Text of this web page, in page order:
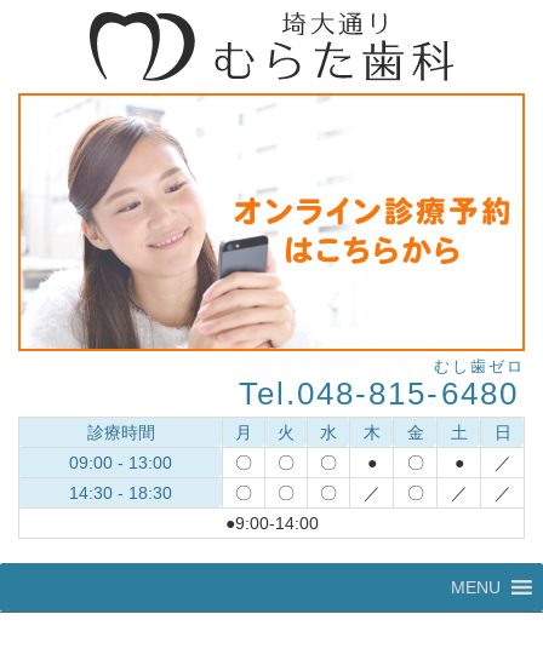
Tel.048-815-6480
むし歯ゼロ
診療時間 月 火 水 木 金 土
日
09:00 - 13:00
〇 〇 〇 ● 〇 ●
／
14:30 - 18:30
〇 〇 〇 ／ 〇 ／
／
●9:00-14:00
MENU